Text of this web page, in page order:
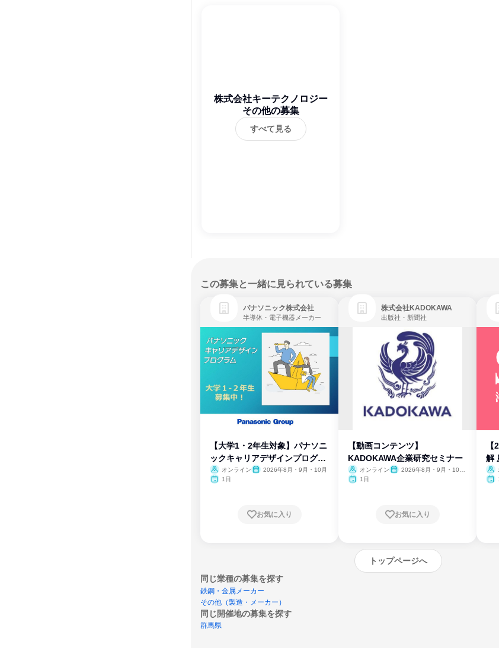
株式会社キーテクノロジー
その他の募集
すべて見る
この募集と一緒に見られている募集
パナソニック株式会社
半導体・電子機器メーカー
【大学1・2年生対象】パナソニ
ックキャリアデザインプログラ
ム
オンライン
2026年8月・9月・10月
1日
お気に入り
株式会社KADOKAWA
出版社・新聞社
【動画コンテンツ】
KADOKAWA企業研究セミナー
オンライン
2026年8月・9月・10
1日
お気に入り
解
トップページへ
同じ業種の募集を探す
鉄鋼・金属メーカー
その他（製造・メーカー）
同じ開催地の募集を探す
群馬県